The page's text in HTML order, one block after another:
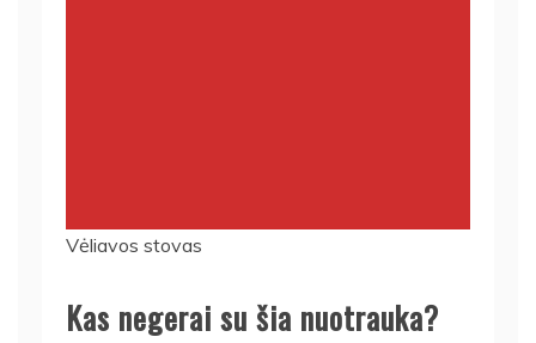
Vėliavos stovas
Kas negerai su šia nuotrauka?